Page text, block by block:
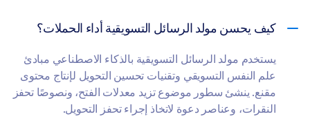
كيف يحسن مولد الرسائل التسويقية أداء الحملات؟
يستخدم مولد الرسائل التسويقية بالذكاء الاصطناعي مبادئ
علم النفس التسويقي وتقنيات تحسين التحويل لإنتاج محتوى
مقنع. ينشئ سطور موضوع تزيد معدلات الفتح، ونصوصًا تحفز
النقرات، وعناصر دعوة لاتخاذ إجراء تحفز التحويل.